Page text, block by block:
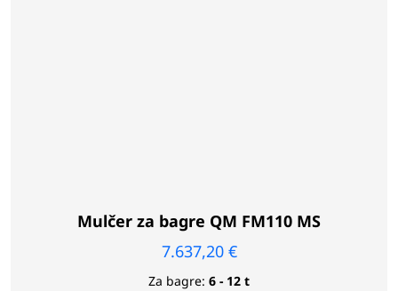
Mulčer za bagre QM FM110 MS
7.637,20 €
Za bagre: 6 - 12 t